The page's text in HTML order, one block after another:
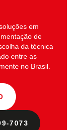
em
de
da técnica
entre as
no Brasil.
7073